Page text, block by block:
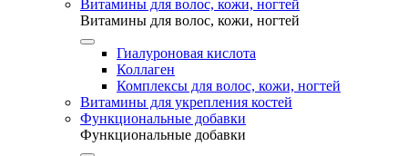
Витамины для волос, кожи, ногтей
Витамины для волос, кожи, ногтей
Гиалуроновая кислота
Коллаген
Комплексы для волос, кожи, ногтей
Витамины для укрепления костей
Функциональные добавки
Функциональные добавки